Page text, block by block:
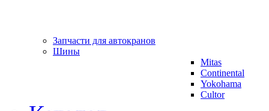
Запчасти для автокранов
Шины
Mitas
Continental
Yokohama
Cultor